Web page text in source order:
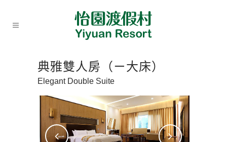
典雅雙人房（ㄧ大床）
Elegant Double Suite